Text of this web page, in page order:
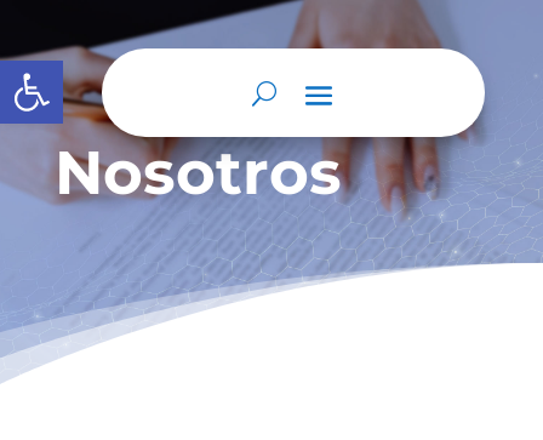
Abrir barra de herramientas
Nosotros